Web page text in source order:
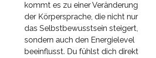
kommt es zu einer Veränderung
der Körpersprache, die nicht nur
das Selbstbewusstsein steigert,
sondern auch den Energielevel
beeinflusst. Du fühlst dich direkt